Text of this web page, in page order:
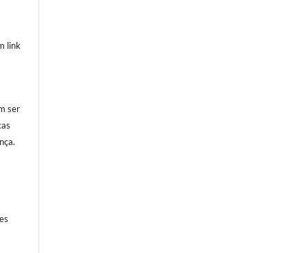
link
ser